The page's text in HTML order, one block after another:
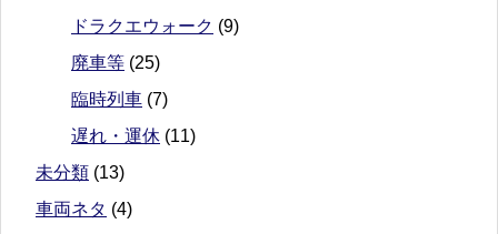
ドラクエウォーク (9)
廃車等 (25)
臨時列車 (7)
遅れ・運休 (11)
未分類 (13)
車両ネタ (4)